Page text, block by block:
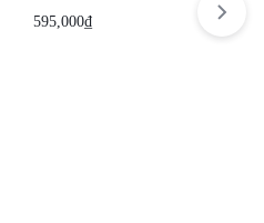
595,000₫